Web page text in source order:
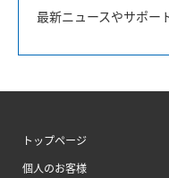
最新ニュースやサポー
トップページ
個人のお客様